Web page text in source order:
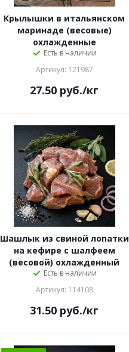
Крылышки в итальянском
маринаде (весовые)
охлажденные
Есть в наличии
Артикул: 121987
27.50 руб./кг
Шашлык из свиной лопатки
на кефире с шалфеем
(весовой) охлажденный
Есть в наличии
Артикул: 114108
31.50 руб./кг